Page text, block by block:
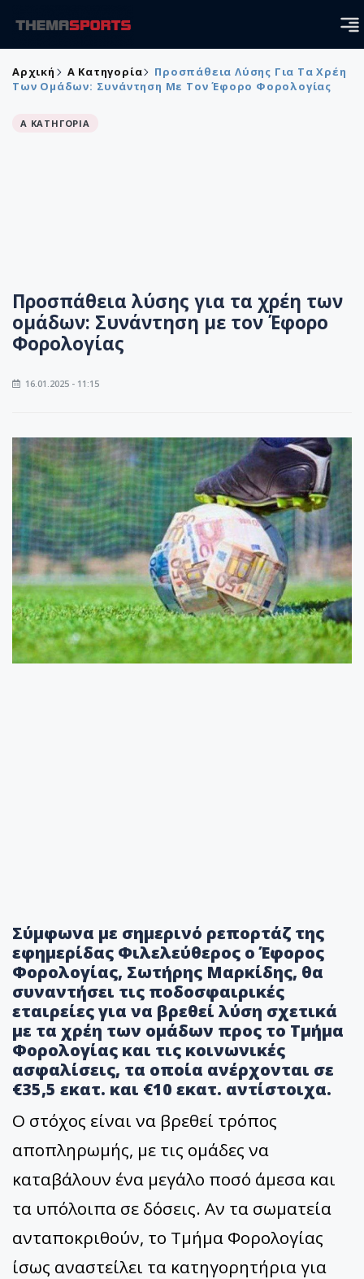
Αρχική Α Κατηγορία
Προσπάθεια Λύσης Για Τα Χρέη
Των Ομάδων: Συνάντηση Με Τον Έφορο Φορολογίας
Α ΚΑΤΗΓΟΡΙΑ
Προσπάθεια λύσης για τα χρέη των
ομάδων: Συνάντηση με τον Έφορο
Φορολογίας
16.01.2025 - 11:15
Σύμφωνα με σημερινό ρεπορτάζ της
εφημερίδας Φιλελεύθερος ο Έφορος
Φορολογίας, Σωτήρης Μαρκίδης, θα
συναντήσει τις ποδοσφαιρικές
εταιρείες για να βρεθεί λύση σχετικά
με τα χρέη των ομάδων προς το Τμήμα
Φορολογίας και τις κοινωνικές
ασφαλίσεις, τα οποία ανέρχονται σε
€35,5 εκατ. και €10 εκατ. αντίστοιχα.
Ο στόχος είναι να βρεθεί τρόπος
αποπληρωμής, με τις ομάδες να
καταβάλουν ένα μεγάλο ποσό άμεσα και
τα υπόλοιπα σε δόσεις. Αν τα σωματεία
ανταποκριθούν, το Τμήμα Φορολογίας
ίσως αναστείλει τα κατηγορητήρια για